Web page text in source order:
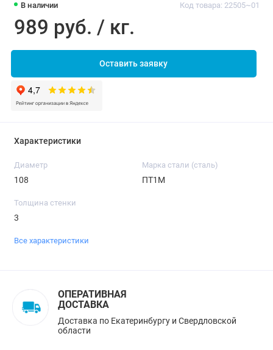
В наличии Код товара: 22505~01
989 руб. / кг.
Оставить заявку
Характеристики
Диаметр
108
Марка стали (сталь)
ПТ1М
Толщина стенки
3
Все характеристики
ОПЕРАТИВНАЯ
ДОСТАВКА
Доставка по Екатеринбургу и Свердловской
области